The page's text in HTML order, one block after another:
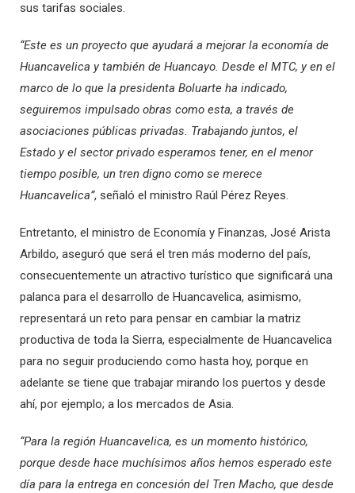
sus tarifas sociales.
“Este es un proyecto que ayudará a mejorar la economía de
Huancavelica y también de Huancayo. Desde el MTC, y en el
marco de lo que la presidenta Boluarte ha indicado,
seguiremos impulsado obras como esta, a través de
asociaciones públicas privadas. Trabajando juntos, el
Estado y el sector privado esperamos tener, en el menor
tiempo posible, un tren digno como se merece
Huancavelica”, señaló el ministro Raúl Pérez Reyes.
Entretanto, el ministro de Economía y Finanzas, José Arista
Arbildo, aseguró que será el tren más moderno del país,
consecuentemente un atractivo turístico que significará una
palanca para el desarrollo de Huancavelica, asimismo,
representará un reto para pensar en cambiar la matriz
productiva de toda la Sierra, especialmente de Huancavelica
para no seguir produciendo como hasta hoy, porque en
adelante se tiene que trabajar mirando los puertos y desde
ahí, por ejemplo; a los mercados de Asia.
“Para la región Huancavelica, es un momento histórico,
porque desde hace muchísimos años hemos esperado este
día para la entrega en concesión del Tren Macho, que desde